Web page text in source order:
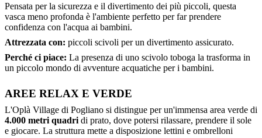
Pensata per la sicurezza e il divertimento dei più piccoli, questa
vasca meno profonda è l'ambiente perfetto per far prendere
confidenza con l'acqua ai bambini.
Attrezzata con: piccoli scivoli per un divertimento assicurato.
Perché ci piace: La presenza di uno scivolo toboga la trasforma in
un piccolo mondo di avventure acquatiche per i bambini.
AREE RELAX E VERDE
L'Oplà Village di Pogliano si distingue per un'immensa area verde di
4.000 metri quadri di prato, dove potersi rilassare, prendere il sole
e giocare. La struttura mette a disposizione lettini e ombrelloni